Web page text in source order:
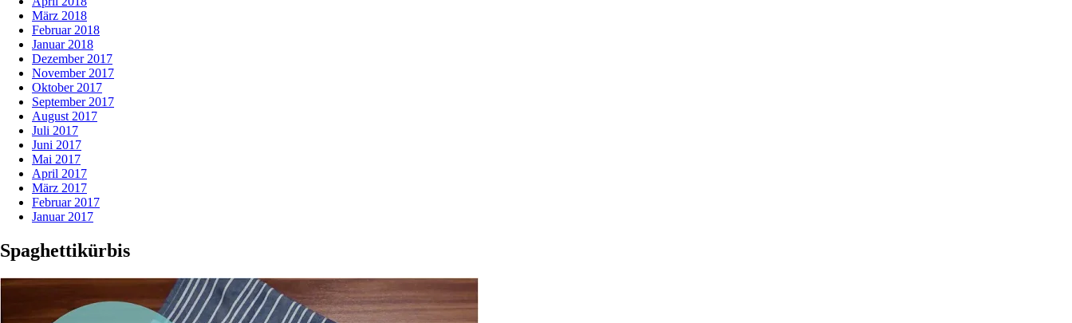
März 2018
Februar 2018
Januar 2018
Dezember 2017
November 2017
Oktober 2017
September 2017
August 2017
Juli 2017
Juni 2017
Mai 2017
April 2017
März 2017
Februar 2017
Januar 2017
Spaghettikürbis